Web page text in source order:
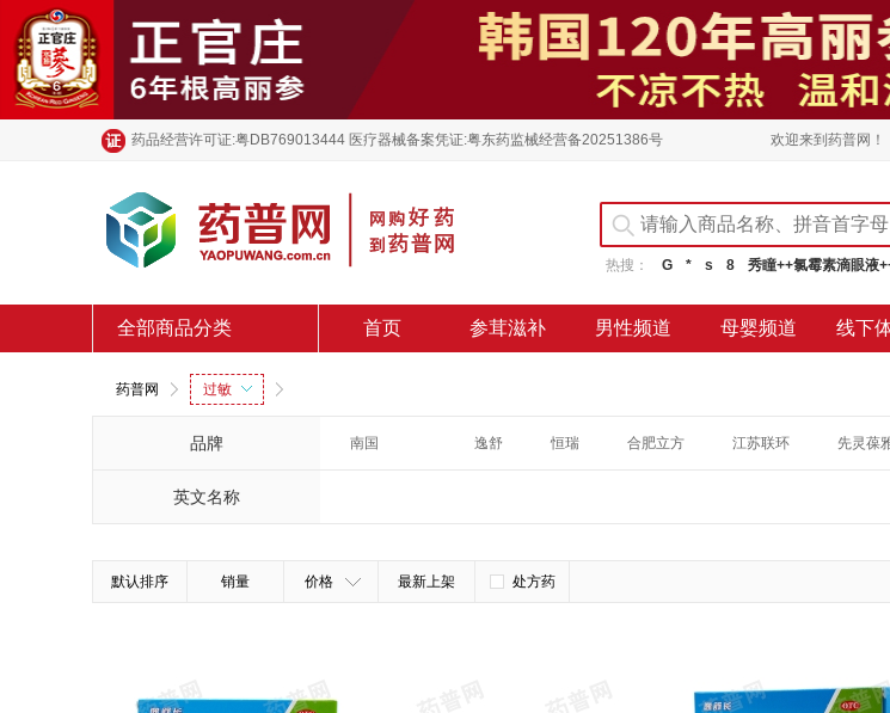
药品经营许可证:粤DB769013444 医疗器械备案凭证:粤东药监械经营备20251386号 欢迎来到药普网！
热搜： G * s 8 秀瞳++氯霉素滴眼液
全部商品分类 首页 参茸滋补 男性频道 母婴频道 线下
药普网 过敏
品牌 南国 逸舒 恒瑞 合肥立方 江苏联环 先灵葆
英文名称
默认排序 销量 价格 最新上架 处方药